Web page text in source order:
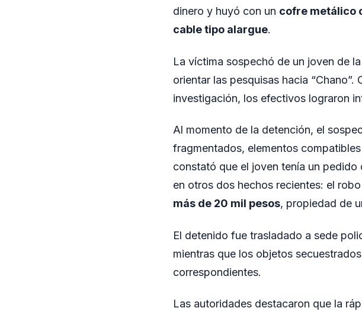
dinero y huyó con un cofre metálico
cable tipo alargue.
La víctima sospechó de un joven de
orientar las pesquisas hacia
investigación, los efectivos lograron
Al momento de la detención, el
fragmentados, elementos
constató que el joven tenía un
en otros dos hechos recientes: el
más de 20 mil pesos, propiedad de
El detenido fue trasladado a sede
mientras que los objetos
correspondientes.
Las autoridades destacaron que la